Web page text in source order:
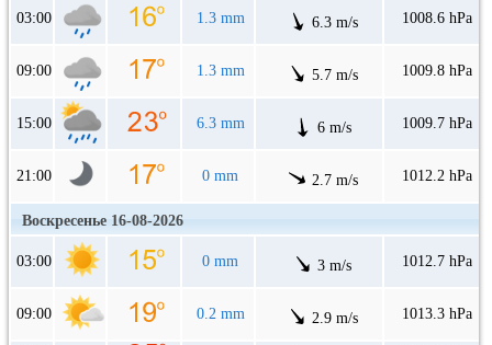
03:00 1.3 mm 6.3 m/s 1008.6 hPa
09:00 1.3 mm 5.7 m/s 1009.8 hPa
15:00 6.3 mm 6 m/s 1009.7 hPa
21:00 0 mm 2.7 m/s 1012.2 hPa
Воскресенье 16-08-2026
03:00 0 mm 3 m/s 1012.7 hPa
09:00 0.2 mm 2.9 m/s 1013.3 hPa